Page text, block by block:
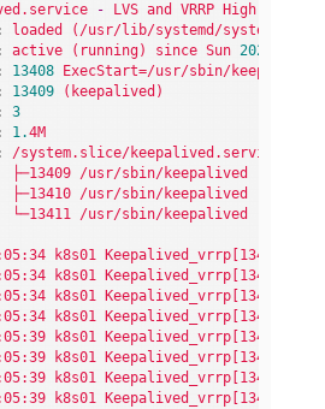
- LVS and VRRP High
loaded
(/usr/lib/systemd/system/
active (running) since Sun 2024
13408 ExecStart=/usr/sbin/keepalived
13409
(keepalived)
3
1.4M
/system.slice/keepalived.service
├─13409 /usr/sbin/keepalived
├─13410 /usr/sbin/keepalived
└─13411 /usr/sbin/keepalived
k8s01 Keepalived_vrrp[13411]:
k8s01 Keepalived_vrrp[13411]:
k8s01 Keepalived_vrrp[13411]:
k8s01 Keepalived_vrrp[13411]:
k8s01 Keepalived_vrrp[13411]:
k8s01 Keepalived_vrrp[13411]:
k8s01 Keepalived_vrrp[13411]:
k8s01 Keepalived_vrrp[13411]: